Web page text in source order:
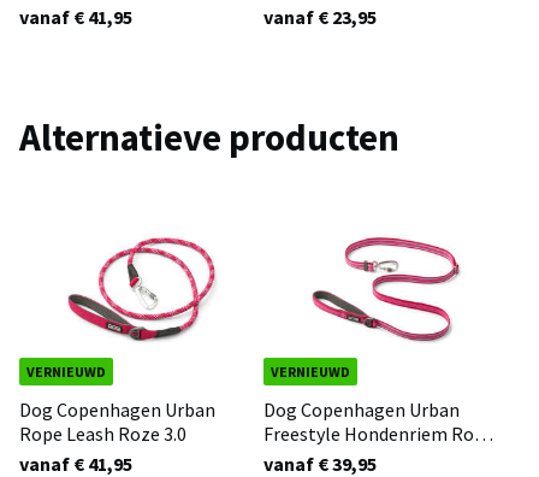
vanaf € 41,95
vanaf € 23,95
Alternatieve producten
VERNIEUWD
Dog Copenhagen Urban
Rope Leash Roze 3.0
vanaf € 41,95
VERNIEUWD
Dog Copenhagen Urban
Freestyle Hondenriem Roze
3.0
vanaf € 39,95